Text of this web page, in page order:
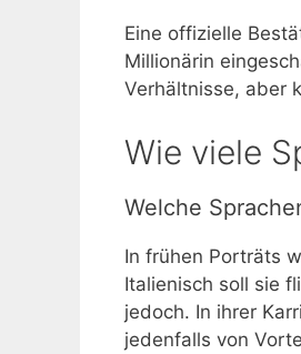
Eine offizielle
Millionärin
Verhältnisse, aber
Wie viele
Welche
In frühen Porträts
Italienisch soll sie
jedoch. In ihrer
jedenfalls von